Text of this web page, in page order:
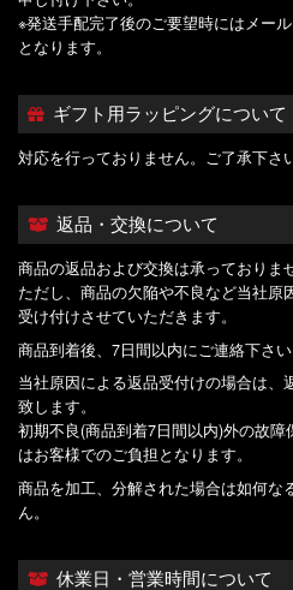
※発送手配完了後のご要望時にはメー
となります。
ギフト用ラッピングについて
対応を行っておりません。ご了承下さい
返品・交換について
商品の返品および交換は承っておりま
ただし、商品の欠陥や不良など当社原
受け付けさせていただきます。
商品到着後、7日間以内にご連絡下さい
当社原因による返品受付けの場合は、
致します。
初期不良(商品到着7日間以内)外の故
はお客様でのご負担となります。
商品を加工、分解された場合は如何な
ん。
休業日・営業時間について